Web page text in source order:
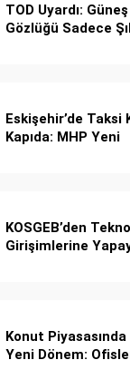
TOD Uyardı: Güneş
Gözlüğü Sadece
Eskişehir’de Taksi
Kapıda: MHP Yeni
KOSGEB’den
Girişimlerine
Konut Piyasasında
Yeni Dönem: